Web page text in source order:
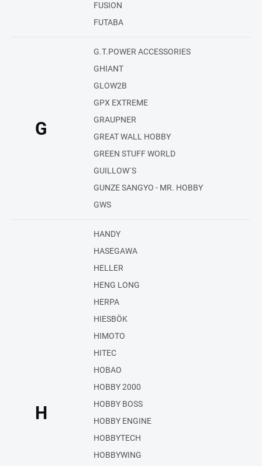
FUSION
FUTABA
G
G.T.POWER ACCESSORIES
GHIANT
GLOW2B
GPX EXTREME
GRAUPNER
GREAT WALL HOBBY
GREEN STUFF WORLD
GUILLOW´S
GUNZE SANGYO - MR. HOBBY
GWS
H
HANDY
HASEGAWA
HELLER
HENG LONG
HERPA
HIESBÖK
HIMOTO
HITEC
HOBAO
HOBBY 2000
HOBBY BOSS
HOBBY ENGINE
HOBBYTECH
HOBBYWING